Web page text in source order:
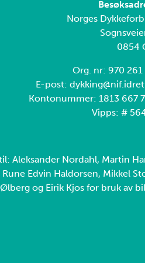
Norges
0854
Org. nr: 970 261
E-post:
Kontonummer: 1813 667
Vipps: #
Aleksander Nordahl, Martin
Rune Edvin Haldorsen, Mikkel
og Eirik Kjos for bruk av